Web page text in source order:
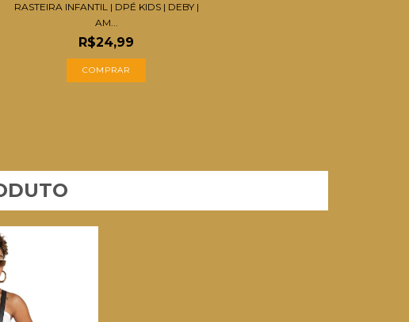
RASTEIRA INFANTIL | DPÉ KIDS | DEBY |
AM...
R$24,99
COMPRAR